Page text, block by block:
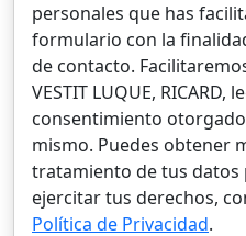
personales que has
formulario con la
de contacto.
VESTIT LUQUE, RICARD,
consentimiento
mismo. Puedes obtener
tratamiento de tus datos
ejercitar tus derechos,
Política de Privacidad.